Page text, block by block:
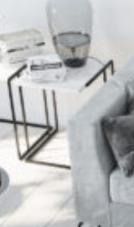
cookie-uri aflate în